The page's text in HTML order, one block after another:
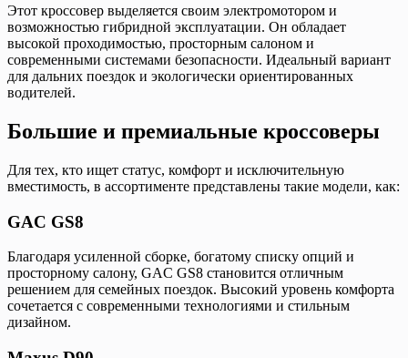
Этот кроссовер выделяется своим электромотором и
возможностью гибридной эксплуатации. Он обладает
высокой проходимостью, просторным салоном и
современными системами безопасности. Идеальный вариант
для дальних поездок и экологически ориентированных
водителей.
Большие и премиальные кроссоверы
Для тех, кто ищет статус, комфорт и исключительную
вместимость, в ассортименте представлены такие модели, как:
GAC GS8
Благодаря усиленной сборке, богатому списку опций и
просторному салону, GAC GS8 становится отличным
решением для семейных поездок. Высокий уровень комфорта
сочетается с современными технологиями и стильным
дизайном.